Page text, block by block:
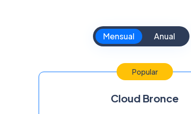
Mensual Anual
Popular
Cloud Bronce